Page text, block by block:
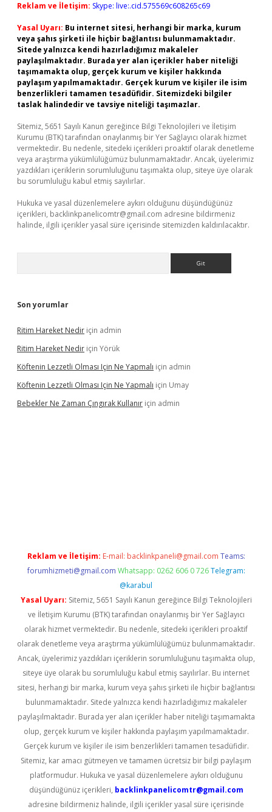
Reklam ve İletişim: Skype: live:.cid.575569c608265c69
Yasal Uyarı: Bu internet sitesi, herhangi bir marka, kurum
veya şahıs şirketi ile hiçbir bağlantısı bulunmamaktadır.
Sitede yalnızca kendi hazırladığımız makaleler
paylaşılmaktadır. Burada yer alan içerikler haber niteliği
taşımamakta olup, gerçek kurum ve kişiler hakkında
paylaşım yapılmamaktadır. Gerçek kurum ve kişiler ile isim
benzerlikleri tamamen tesadüfidir. Sitemizdeki bilgiler
taslak halindedir ve tavsiye niteliği taşımazlar.
Sitemiz, 5651 Sayılı Kanun gereğince Bilgi Teknolojileri ve İletişim
Kurumu (BTK) tarafından onaylanmış bir Yer Sağlayıcı olarak hizmet
vermektedir. Bu nedenle, sitedeki içerikleri proaktif olarak denetleme
veya araştırma yükümlülüğümüz bulunmamaktadır. Ancak, üyelerimiz
yazdıkları içeriklerin sorumluluğunu taşımakta olup, siteye üye olarak
bu sorumluluğu kabul etmiş sayılırlar.
Hukuka ve yasal düzenlemelere aykırı olduğunu düşündüğünüz
içerikleri, backlinkpanelicomtr@gmail.com adresine bildirmeniz
halinde, ilgili içerikler yasal süre içerisinde sitemizden kaldırılacaktır.
Son yorumlar
Ritim Hareket Nedir için admin
Ritim Hareket Nedir için Yörük
Köftenin Lezzetli Olması Için Ne Yapmalı için admin
Köftenin Lezzetli Olması Için Ne Yapmalı için Umay
Bebekler Ne Zaman Çıngırak Kullanır için admin
Reklam ve İletişim: E-mail: backlinkpaneli@gmail.com Teams:
forumhizmeti@gmail.com Whatsapp: 0262 606 0 726 Telegram:
@karabul
Yasal Uyarı: Sitemiz, 5651 Sayılı Kanun gereğince Bilgi Teknolojileri
ve İletişim Kurumu (BTK) tarafından onaylanmış bir Yer Sağlayıcı
olarak hizmet vermektedir. Bu nedenle, sitedeki içerikleri proaktif
olarak denetleme veya araştırma yükümlülüğümüz bulunmamaktadır.
Ancak, üyelerimiz yazdıkları içeriklerin sorumluluğunu taşımakta olup,
siteye üye olarak bu sorumluluğu kabul etmiş sayılırlar. Bu internet
sitesi, herhangi bir marka, kurum veya şahıs şirketi ile hiçbir bağlantısı
bulunmamaktadır. Sitede yalnızca kendi hazırladığımız makaleler
paylaşılmaktadır. Burada yer alan içerikler haber niteliği taşımamakta
olup, gerçek kurum ve kişiler hakkında paylaşım yapılmamaktadır.
Gerçek kurum ve kişiler ile isim benzerlikleri tamamen tesadüfidir.
Sitemiz, kar amacı gütmeyen ve tamamen ücretsiz bir bilgi paylaşım
platformudur. Hukuka ve yasal düzenlemelere aykırı olduğunu
düşündüğünüz içerikleri, backlinkpanelicomtr@gmail.com
adresine bildirmeniz halinde, ilgili içerikler yasal süre içerisinde